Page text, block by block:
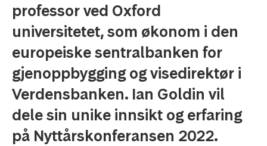
professor ved Oxford
universitetet, som økonom i den
europeiske sentralbanken for
gjenoppbygging og visedirektør i
Verdensbanken. Ian Goldin vil
dele sin unike innsikt og erfaring
på Nyttårskonferansen 2022.